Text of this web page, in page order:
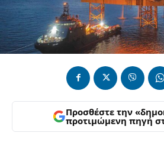
Προσθέστε την
προτιμώμενη πηγή